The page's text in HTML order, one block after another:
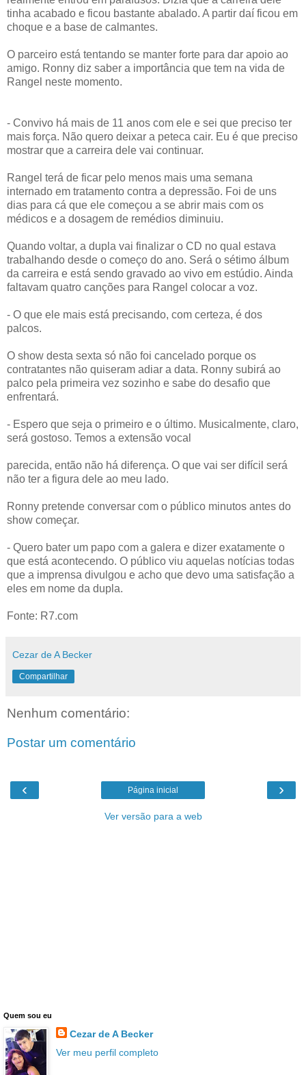
tinha acabado e ficou bastante abalado. A partir daí ficou em
choque e a base de calmantes.
O parceiro está tentando se manter forte para dar apoio ao
amigo. Ronny diz saber a importância que tem na vida de
Rangel neste momento.
- Convivo há mais de 11 anos com ele e sei que preciso ter
mais força. Não quero deixar a peteca cair. Eu é que preciso
mostrar que a carreira dele vai continuar.
Rangel terá de ficar pelo menos mais uma semana
internado em tratamento contra a depressão. Foi de uns
dias para cá que ele começou a se abrir mais com os
médicos e a dosagem de remédios diminuiu.
Quando voltar, a dupla vai finalizar o CD no qual estava
trabalhando desde o começo do ano. Será o sétimo álbum
da carreira e está sendo gravado ao vivo em estúdio. Ainda
faltavam quatro canções para Rangel colocar a voz.
- O que ele mais está precisando, com certeza, é dos
palcos.
O show desta sexta só não foi cancelado porque os
contratantes não quiseram adiar a data. Ronny subirá ao
palco pela primeira vez sozinho e sabe do desafio que
enfrentará.
- Espero que seja o primeiro e o último. Musicalmente, claro,
será gostoso. Temos a extensão vocal
parecida, então não há diferença. O que vai ser difícil será
não ter a figura dele ao meu lado.
Ronny pretende conversar com o público minutos antes do
show começar.
- Quero bater um papo com a galera e dizer exatamente o
que está acontecendo. O público viu aquelas notícias todas
que a imprensa divulgou e acho que devo uma satisfação a
eles em nome da dupla.
Fonte: R7.com
Cezar de A Becker
Compartilhar
Nenhum comentário:
Postar um comentário
‹ ›
Página inicial
Ver versão para a web
Quem sou eu
Cezar de A Becker
Ver meu perfil completo